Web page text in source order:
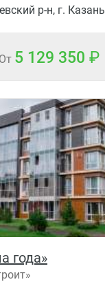
р-н, г. Казань
От 5 129 350
года»